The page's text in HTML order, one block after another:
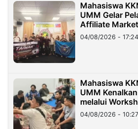
Mahasiswa
UMM Gelar
Affiliate
Migran
04/08/2026 - 17:24
Mahasiswa
UMM
melalui
di Taiwan
04/08/2026 - 10:27